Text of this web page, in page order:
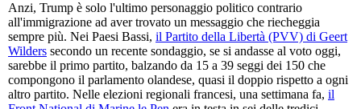
Anzi, Trump è solo l'ultimo personaggio politico contrario
all'immigrazione ad aver trovato un messaggio che riecheggia
sempre più. Nei Paesi Bassi, il Partito della Libertà (PVV) di Geert
Wilders secondo un recente sondaggio, se si andasse al voto oggi,
sarebbe il primo partito, balzando da 15 a 39 seggi dei 150 che
compongono il parlamento olandese, quasi il doppio rispetto a ogni
altro partito. Nelle elezioni regionali francesi, una settimana fa, il